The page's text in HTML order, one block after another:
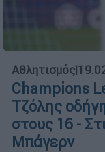
Αθλητισμός|
Champions
Τζόλης
στους 16 -
Μπάγερν